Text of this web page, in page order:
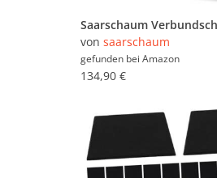
von saarschaum
gefunden bei Amazon
134,90 €